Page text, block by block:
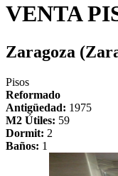
VENTA
Zaragoza
Pisos
Reformado
Antigüedad: 1975
M2 Útiles: 59
Dormit: 2
Baños: 1